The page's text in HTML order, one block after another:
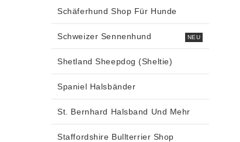
Schäferhund Shop Für Hunde
Schweizer Sennenhund NEU
Shetland Sheepdog (Sheltie)
Spaniel Halsbänder
St. Bernhard Halsband Und Mehr
Staffordshire Bullterrier Shop